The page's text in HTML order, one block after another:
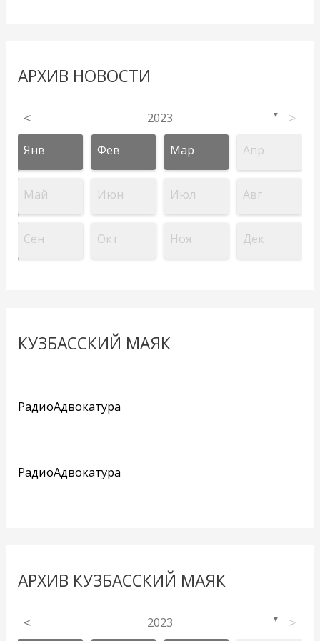
АРХИВ НОВОСТИ
< 2023 ▼ >
Янв Фев Мар Апр
Май Июн Июл Авг
Сен Окт Ноя Дек
КУЗБАССКИЙ МАЯК
РадиоАдвокатура
РадиоАдвокатура
АРХИВ КУЗБАССКИЙ МАЯК
< 2023 ▼ >